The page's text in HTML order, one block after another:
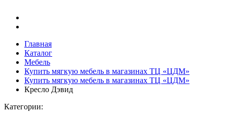
Главная
Каталог
Мебель
Купить мягкую мебель в магазинах ТЦ «ЦДМ»
Купить мягкую мебель в магазинах ТЦ «ЦДМ»
Кресло Дэвид
Категории: